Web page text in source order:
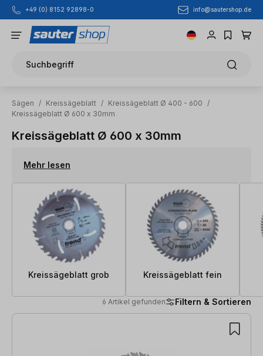
Zum Hauptinhalt springen
+49 (0) 8152 92898-0 info@sautershop.de
Suchbegriff
Sägen / Kreissägeblatt / Kreissägeblatt Ø 400 - 600
/
Kreissägeblatt Ø 600 x 30mm
Kreissägeblatt Ø 600 x 30mm
Mehr lesen
Kreissägeblatt grob Kreissägeblatt fein
6 Artikel gefunden Filtern & Sortieren
6 Artikel gefunden